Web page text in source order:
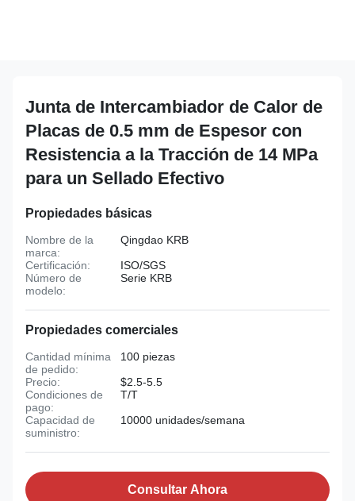
Junta de Intercambiador de Calor de
Placas de 0.5 mm de Espesor con
Resistencia a la Tracción de 14 MPa
para un Sellado Efectivo
Propiedades básicas
Nombre de la
marca:
Qingdao KRB
Certificación:
ISO/SGS
Número de
modelo:
Serie KRB
Propiedades comerciales
Cantidad mínima
de pedido:
100 piezas
Precio:
$2.5-5.5
Condiciones de
pago:
T/T
Capacidad de
suministro:
10000 unidades/semana
Consultar Ahora